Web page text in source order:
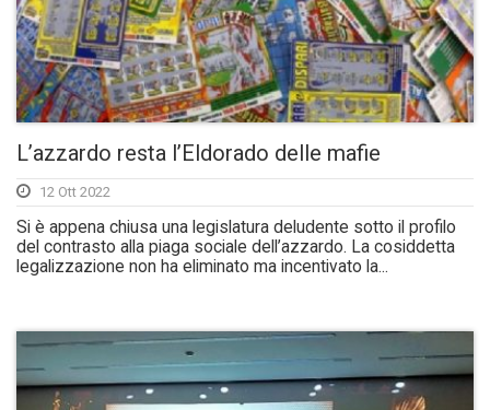
L’azzardo resta l’Eldorado delle mafie
12 Ott 2022
Si è appena chiusa una legislatura deludente sotto il profilo
del contrasto alla piaga sociale dell’azzardo. La cosiddetta
legalizzazione non ha eliminato ma incentivato la...